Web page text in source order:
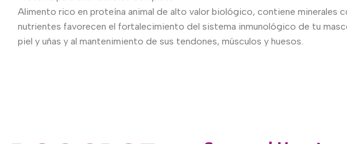
Alimento rico en proteína animal de alto valor biológico, contiene minerales
nutrientes favorecen el fortalecimiento del sistema inmunológico de tu
piel y uñas y al mantenimiento de sus tendones, músculos y huesos.